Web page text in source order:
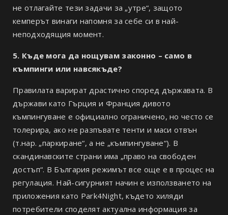
не отлагайте тези задачи за „утре“, защото
кемперът винаги напомня за себе си в най-
неподходящия момент.
5. Къде мога да нощувам законно – само в
къмпинги или навсякъде?
Правилата варират драстично според държавата. В
държави като Гърция и Франция дивото
къмпингуване е официално ограничено, но често се
толерира, ако не разпъвате тенти и маси отвън
(т.нар. „паркиране“, а не „къмпингуване“). В
скандинавските страни има „право на свободен
достъп“. В България режимът все още е в процес на
регулация. Най-сигурният начин е използването на
приложения като Park4Night, където хиляди
потребители споделят актуална информация за